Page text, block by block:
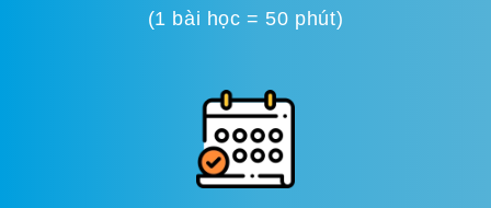
(1 bài học = 50 phút)